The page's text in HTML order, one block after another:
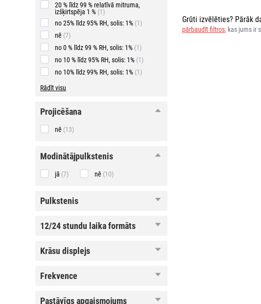
20 % līdz 99 % relatīvā mitruma,
izšķirtspēja 1 % (1)
no 25% līdz 95% RH, solis: 1% (1)
nē (7)
no 0 % līdz 99 % RH, solis: 1% (1)
no 10 % līdz 95% RH, solis: 1% (1)
no 10% līdz 99% RH, solis: 1% (1)
Rādīt visu
projicēšana
projicēšana
nē (13)
modinātājpulkstenis
modinātājpulkstenis
jā (7) nē (10)
pulkstenis
pulkstenis
12/24
stundu
formāts
12/24 stundu laika formāts
krāsu
displejs
krāsu displejs
frekvence
frekvence
pastāvīgs
pastāvīgs apgaismojums
Grūti izvēlēties? Pārāk
pārbaudīt filtros, kas jums ir